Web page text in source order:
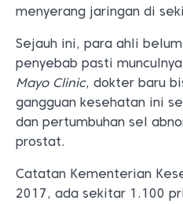
menyerang jaringan di
Sejauh ini, para ahli
penyebab pasti
Mayo Clinic, dokter baru
gangguan kesehatan ini
dan pertumbuhan sel
prostat.
Catatan Kementerian
2017, ada sekitar 1.100